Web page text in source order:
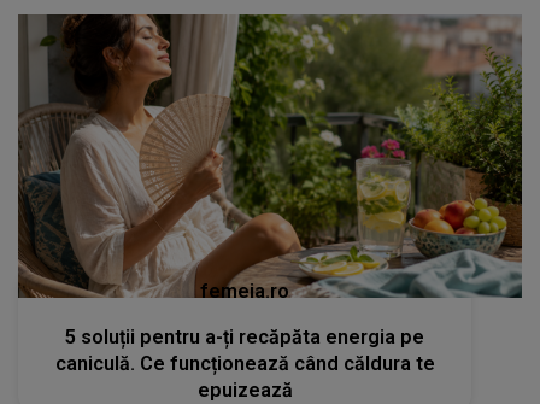
femeia.ro
5 soluții pentru a-ți recăpăta energia pe
caniculă. Ce funcționează când căldura te
epuizează